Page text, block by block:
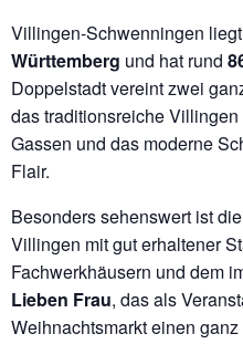
Villingen-Schwenningen
Württemberg und hat rund
Doppelstadt vereint zwei
das traditionsreiche
Gassen und das moderne
Flair.
Besonders sehenswert ist
Villingen mit gut erhaltener
Fachwerkhäusern und dem
Lieben Frau, das als
Weihnachtsmarkt einen